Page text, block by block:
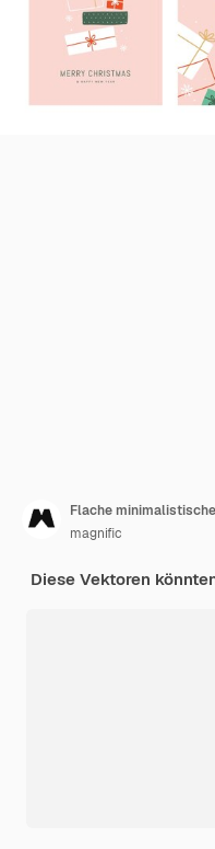
Flache
magnific
Diese Vektoren